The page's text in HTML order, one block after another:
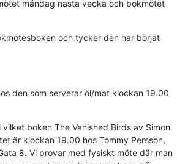
måndag nästa vecka och bokmötet
och tycker den har börjat
den som serverar öl/mat klockan 19.00
boken The Vanished Birds av Simon
är klockan 19.00 hos Tommy Persson,
8. Vi provar med fysiskt möte där man